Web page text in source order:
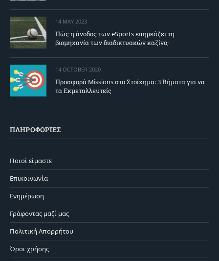
14 MAY 2023
Πώς η άνοδος των eSports επηρεάζει τη
βιομηχανία των διαδικτυακών καζίνο;
14 OCTOBER 2020
Προσφορά Missions στο Στοίχημα: 3 Βήματα για να
τα Εκμεταλλευτείς
ΠΛΗΡΟΦΟΡΊΕΣ
Ποιοί είμαστε
Επικοινωνία
Ενημέρωση
Γράφοντας μαζί μας
Πολιτική Απορρήτου
Όροι χρήσης